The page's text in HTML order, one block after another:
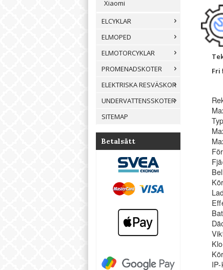
Xiaomi
ELCYKLAR
ELMOPED
ELMOTORCYKLAR
PROMENADSKOTER
ELEKTRISKA RESVÄSKOR
UNDERVATTENSSKOTER
SITEMAP
Betalsätt
Fri